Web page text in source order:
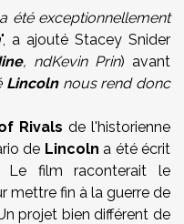
été exceptionnellement
", a ajouté Stacey Snider
, ndKevin Prin) avant
Lincolnnous rend donc
Rivals de l'historienne
de Lincoln a été écrit
Le film raconterait le
mettre fin à la guerre de
projet bien différent de